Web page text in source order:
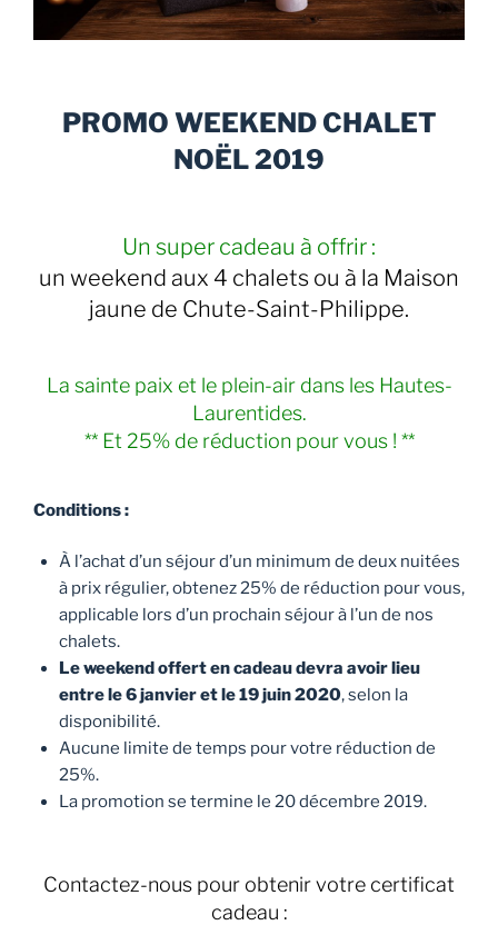
PROMO WEEKEND CHALET
NOËL 2019
Un super cadeau à offrir :
un weekend aux 4 chalets ou à la Maison
jaune de Chute-Saint-Philippe.
La sainte paix et le plein-air dans les Hautes-
Laurentides.
** Et 25% de réduction pour vous ! **
Conditions :
À l’achat d’un séjour d’un minimum de deux nuitées
à prix régulier, obtenez 25% de réduction pour vous,
applicable lors d’un prochain séjour à l’un de nos
chalets.
Le weekend offert en cadeau devra avoir lieu
entre le 6 janvier et le 19 juin 2020, selon la
disponibilité.
Aucune limite de temps pour votre réduction de
25%.
La promotion se termine le 20 décembre 2019.
Contactez-nous pour obtenir votre certificat
cadeau :